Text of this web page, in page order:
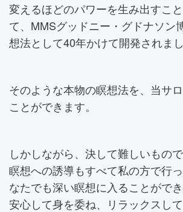
変えるほどのパワーを生み出すこ
て、MMSグッドニー・グドナソン
想法として40年かけて開発されまし
そのような本物の瞑想法を、当サ
ことができます。
しかしながら、決して難しいもので
瞑想への誘導もすべて私の方で行
なたでも深い瞑想に入ることができ
安心して身を委ね、リラックスして